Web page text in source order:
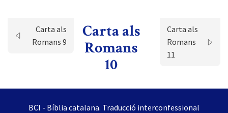
Carta als
Romans 9
Carta als
Romans
10
Carta als
Romans
11
BCI - Bíblia catalana. Traducció interconfessional